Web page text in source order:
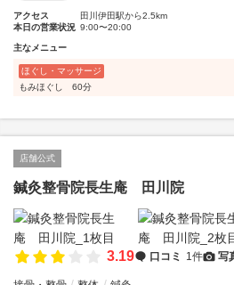
アクセス
田川伊田駅から2.5km
本日の営業状況 9:00〜20:00
主なメニュー
ほぐし・マッサージ
もみほぐし 60分
店舗公式
鍼灸整骨院長生庵 田川院
3.19 口コミ 1件 写